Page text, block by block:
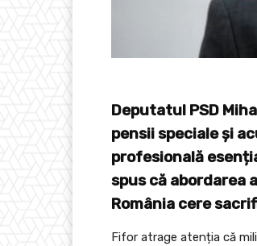
Deputatul PSD
pensii speciale și
profesională
spus că abordarea
România cere
Fifor atrage atenția că